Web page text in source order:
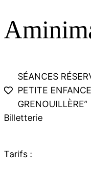
SÉANCES
PETITE
GRENOUILLÈRE”
Billetterie
Tarifs :